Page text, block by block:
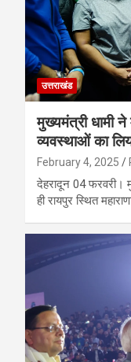
उत्तराखंड
मुख्यमंत्री धामी ने
व्यवस्थाओं का
February 4, 2025
देहरादून 04 फरवरी।
ही रायपुर स्थित